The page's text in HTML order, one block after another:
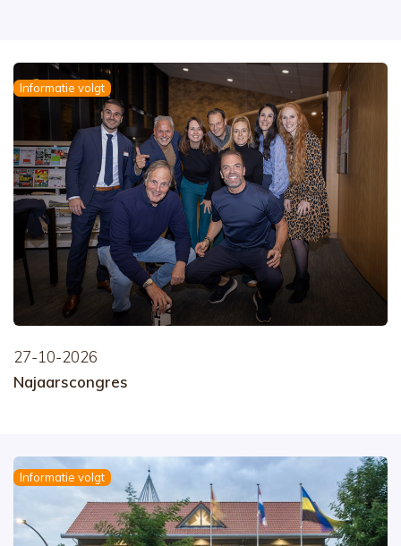
Informatie volgt
27-10-2026
Najaarscongres
Informatie volgt